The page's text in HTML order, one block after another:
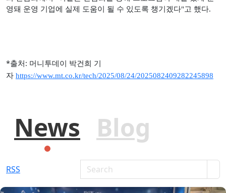
영돼 운영 기업에 실제 도움이 될 수 있도록 챙기겠다"고 했다.
*출처: 머니투데이 박건희 기
자 https://www.mt.co.kr/tech/2025/08/24/2025082409282245898
News Blog
RSS